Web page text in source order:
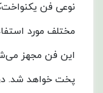
نوعی فن
مختلف مورد
این فن مجهز
پخت خواهد شد.